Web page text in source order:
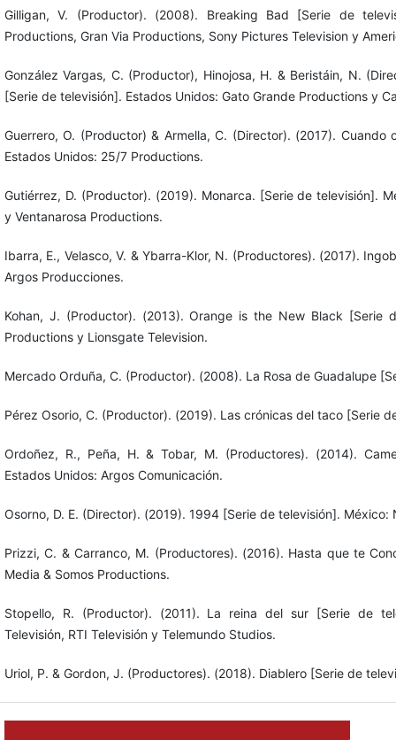
Gilligan, V. (Productor). (2008). Breaking Bad [Serie de
Productions, Gran Via Productions, Sony Pictures Television y
González Vargas, C. (Productor), Hinojosa, H. & Beristáin, N.
[Serie de televisión]. Estados Unidos: Gato Grande Productions y
Guerrero, O. (Productor) & Armella, C. (Director). (2017).
Estados Unidos: 25/7 Productions.
Gutiérrez, D. (Productor). (2019). Monarca. [Serie de televisión].
y Ventanarosa Productions.
Ibarra, E., Velasco, V. & Ybarra-Klor, N. (Productores). (2017).
Argos Producciones.
Kohan, J. (Productor). (2013). Orange is the New Black [Serie
Productions y Lionsgate Television.
Mercado Orduña, C. (Productor). (2008). La Rosa de Guadalupe
Pérez Osorio, C. (Productor). (2019). Las crónicas del taco [Serie
Ordoñez, R., Peña, H. & Tobar, M. (Productores). (2014).
Estados Unidos: Argos Comunicación.
Osorno, D. E. (Director). (2019). 1994 [Serie de televisión]. México:
Prizzi, C. & Carranco, M. (Productores). (2016). Hasta que te
Media & Somos Productions.
Stopello, R. (Productor). (2011). La reina del sur [Serie de
Televisión, RTI Televisión y Telemundo Studios.
Uriol, P. & Gordon, J. (Productores). (2018). Diablero [Serie de